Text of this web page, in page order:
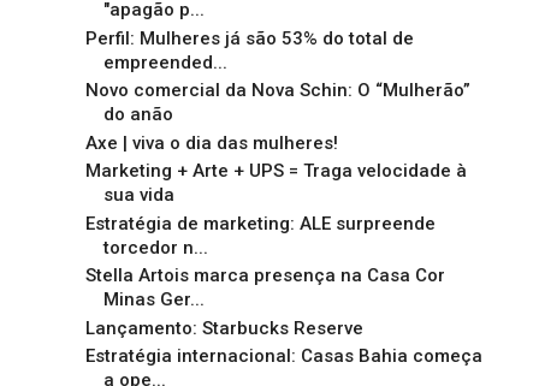
"apagão p...
Perfil: Mulheres já são 53% do total de
empreended...
Novo comercial da Nova Schin: O “Mulherão”
do anão
Axe | viva o dia das mulheres!
Marketing + Arte + UPS = Traga velocidade à
sua vida
Estratégia de marketing: ALE surpreende
torcedor n...
Stella Artois marca presença na Casa Cor
Minas Ger...
Lançamento: Starbucks Reserve
Estratégia internacional: Casas Bahia começa
a ope...